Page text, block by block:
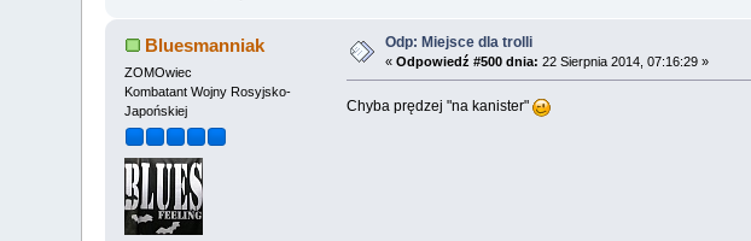
Bluesmanniak
ZOMOwiec
Kombatant Wojny Rosyjsko-
Japońskiej
Odp: Miejsce dla trolli
«Odpowiedź #500 dnia: 22 Sierpnia 2014, 07:16:29 »
Chyba prędzej "na kanister"